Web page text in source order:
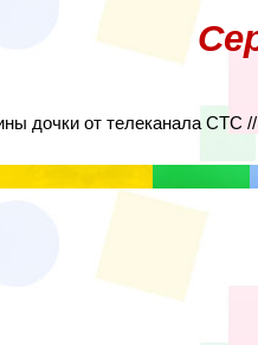
дочки от телеканала СТС